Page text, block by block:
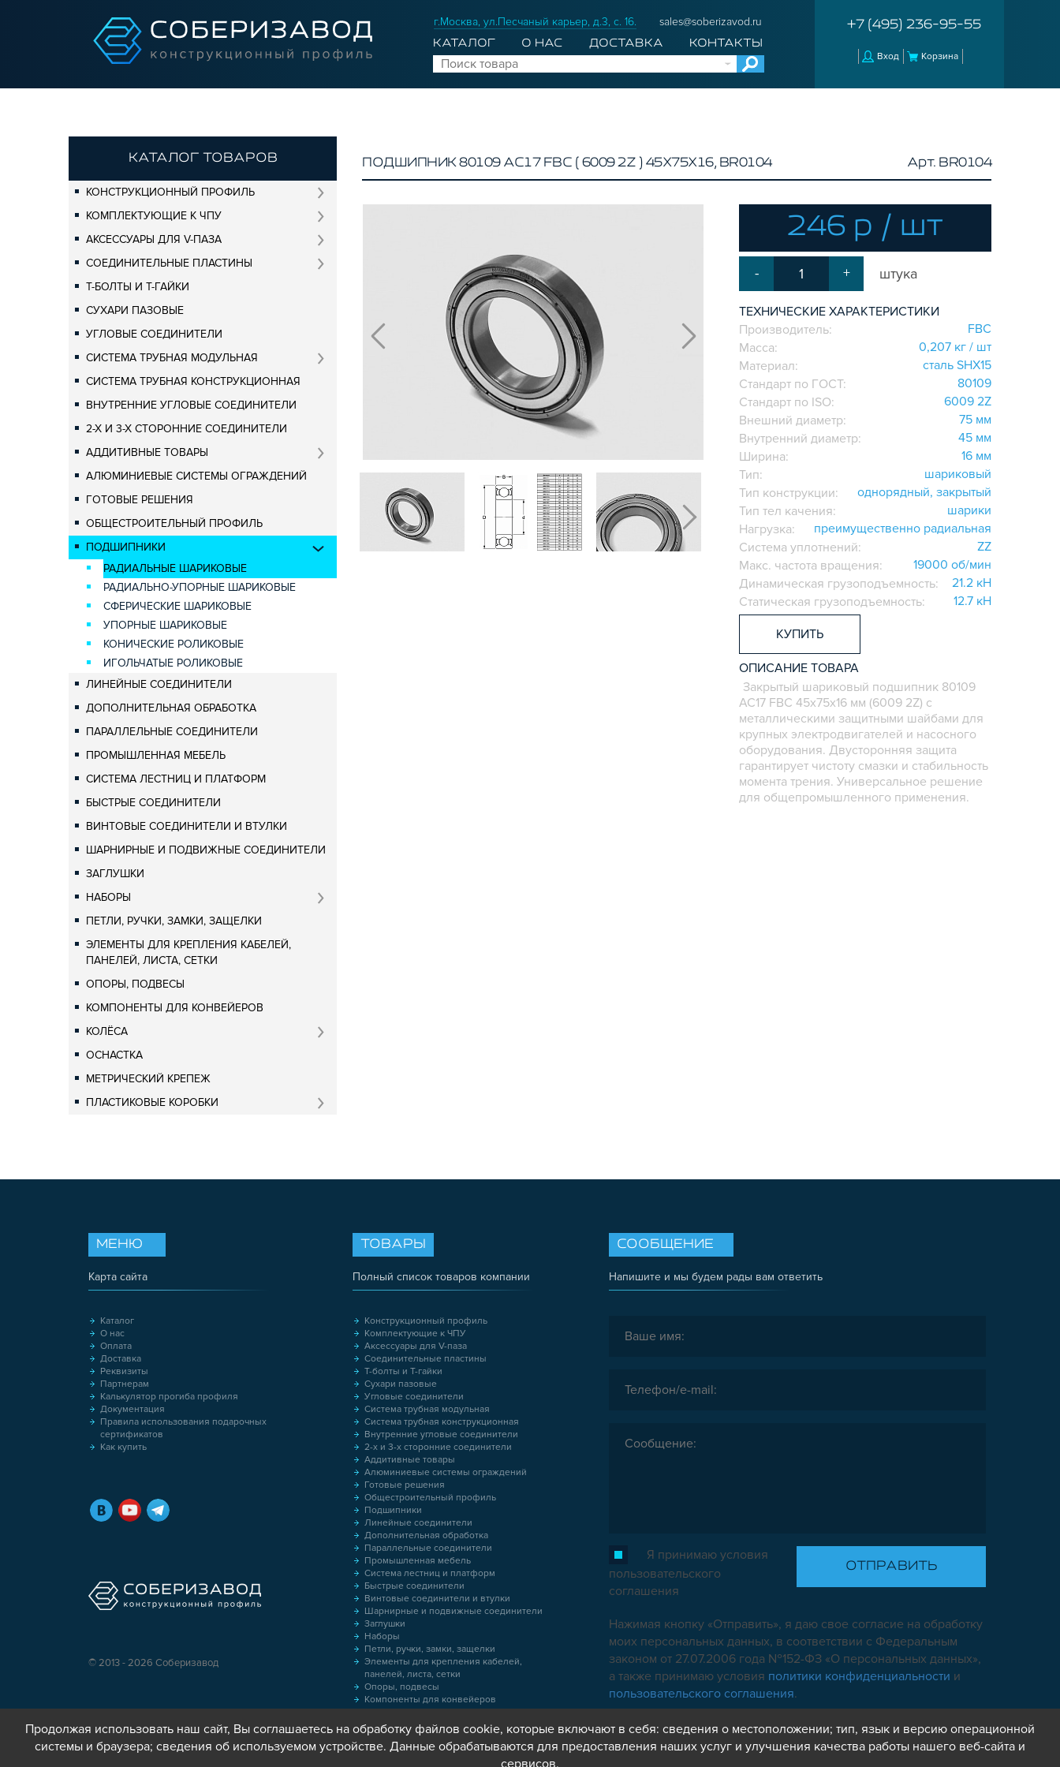
г.Москва, ул.Песчаный карьер, д.3, с. 16. sales@soberizavod.ru
КАТАЛОГ О НАС ДОСТАВКА КОНТАКТЫ
+7 (495) 236-95-55
Вход Корзина
КАТАЛОГ ТОВАРОВ
КОНСТРУКЦИОННЫЙ ПРОФИЛЬ
КОМПЛЕКТУЮЩИЕ К ЧПУ
АКСЕССУАРЫ ДЛЯ V-ПАЗА
СОЕДИНИТЕЛЬНЫЕ ПЛАСТИНЫ
Т-БОЛТЫ И Т-ГАЙКИ
СУХАРИ ПАЗОВЫЕ
УГЛОВЫЕ СОЕДИНИТЕЛИ
СИСТЕМА ТРУБНАЯ МОДУЛЬНАЯ
СИСТЕМА ТРУБНАЯ КОНСТРУКЦИОННАЯ
ВНУТРЕННИЕ УГЛОВЫЕ СОЕДИНИТЕЛИ
2-Х И 3-Х СТОРОННИЕ СОЕДИНИТЕЛИ
АДДИТИВНЫЕ ТОВАРЫ
АЛЮМИНИЕВЫЕ СИСТЕМЫ ОГРАЖДЕНИЙ
ГОТОВЫЕ РЕШЕНИЯ
ОБЩЕСТРОИТЕЛЬНЫЙ ПРОФИЛЬ
ПОДШИПНИКИ
РАДИАЛЬНЫЕ ШАРИКОВЫЕ
РАДИАЛЬНО-УПОРНЫЕ ШАРИКОВЫЕ
СФЕРИЧЕСКИЕ ШАРИКОВЫЕ
УПОРНЫЕ ШАРИКОВЫЕ
КОНИЧЕСКИЕ РОЛИКОВЫЕ
ИГОЛЬЧАТЫЕ РОЛИКОВЫЕ
ЛИНЕЙНЫЕ СОЕДИНИТЕЛИ
ДОПОЛНИТЕЛЬНАЯ ОБРАБОТКА
ПАРАЛЛЕЛЬНЫЕ СОЕДИНИТЕЛИ
ПРОМЫШЛЕННАЯ МЕБЕЛЬ
СИСТЕМА ЛЕСТНИЦ И ПЛАТФОРМ
БЫСТРЫЕ СОЕДИНИТЕЛИ
ВИНТОВЫЕ СОЕДИНИТЕЛИ И ВТУЛКИ
ШАРНИРНЫЕ И ПОДВИЖНЫЕ СОЕДИНИТЕЛИ
ЗАГЛУШКИ
НАБОРЫ
ПЕТЛИ, РУЧКИ, ЗАМКИ, ЗАЩЕЛКИ
ЭЛЕМЕНТЫ ДЛЯ КРЕПЛЕНИЯ КАБЕЛЕЙ,
ПАНЕЛЕЙ, ЛИСТА, СЕТКИ
ОПОРЫ, ПОДВЕСЫ
КОМПОНЕНТЫ ДЛЯ КОНВЕЙЕРОВ
КОЛЁСА
ОСНАСТКА
МЕТРИЧЕСКИЙ КРЕПЕЖ
ПЛАСТИКОВЫЕ КОРОБКИ
ПОДШИПНИК 80109 АС17 FBC ( 6009 2Z ) 45Х75Х16, BR0104 Арт. BR0104
246 р / шт
- + штука
ТЕХНИЧЕСКИЕ ХАРАКТЕРИСТИКИ
Производитель:
FBC
Масса:
0,207 кг / шт
Материал:
сталь SHX15
Стандарт по ГОСТ:
80109
Стандарт по ISO:
6009 2Z
Внешний диаметр:
75 мм
Внутренний диаметр:
45 мм
Ширина:
16 мм
Тип:
шариковый
Тип конструкции:
однорядный, закрытый
Тип тел качения:
шарики
Нагрузка:
преимущественно радиальная
Система уплотнений:
ZZ
Макс. частота вращения:
19000 об/мин
Динамическая грузоподъемность:
21.2 кН
Статическая грузоподъемность:
12.7 кН
КУПИТЬ
ОПИСАНИЕ ТОВАРА
Закрытый шариковый подшипник 80109
АС17 FBC 45х75х16 мм (6009 2Z) с
металлическими защитными шайбами для
крупных электродвигателей и насосного
оборудования. Двусторонняя защита
гарантирует чистоту смазки и стабильность
момента трения. Универсальное решение
для общепромышленного применения.
СООБЩЕНИЕ
Напишите и мы будем рады вам ответить
Я принимаю условия
пользовательского
соглашения
Нажимая кнопку «Отправить», я даю свое согласие на обработку
моих персональных данных, в соответствии с Федеральным
законом от 27.07.2006 года №152-ФЗ «О персональных данных»,
а также принимаю условия политики конфиденциальности и
пользовательского соглашения.
ТОВАРЫ
Полный список товаров компании
Конструкционный профиль
Комплектующие к ЧПУ
Аксессуары для V-паза
Соединительные пластины
Т-болты и Т-гайки
Сухари пазовые
Угловые соединители
Система трубная модульная
Система трубная конструкционная
Внутренние угловые соединители
2-х и 3-х сторонние соединители
Аддитивные товары
Алюминиевые системы ограждений
Готовые решения
Общестроительный профиль
Подшипники
Линейные соединители
Дополнительная обработка
Параллельные соединители
Промышленная мебель
Система лестниц и платформ
Быстрые соединители
Винтовые соединители и втулки
Шарнирные и подвижные соединители
Заглушки
Наборы
Петли, ручки, замки, защелки
Элементы для крепления кабелей,
панелей, листа, сетки
Опоры, подвесы
Компоненты для конвейеров
Колёса
Оснастка
Метрический крепеж
Пластиковые коробки
МЕНЮ
Карта сайта
Каталог
О нас
Оплата
Доставка
Реквизиты
Партнерам
Калькулятор прогиба профиля
Документация
Правила использования подарочных
сертификатов
Как купить
© 2013 - 2026 Соберизавод
Продолжая использовать наш сайт, Вы соглашаетесь на обработку файлов cookie, которые включают в себя: сведения о местоположении; тип, язык и версию операционной
системы и браузера; сведения об используемом устройстве. Данные обрабатываются для предоставления наших услуг и улучшения качества работы нашего веб-сайта и
сервисов.